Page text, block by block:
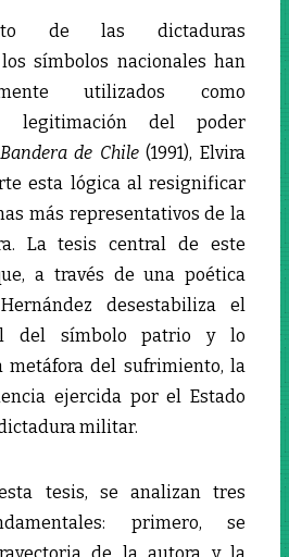
de las dictaduras
símbolos nacionales han
utilizados como
legitimación del poder
de Chile(1991), Elvira
esta lógica al resignificar
más representativos de la
La tesis central de este
a través de una poética
desestabiliza el
del símbolo patrio y lo
metáfora del sufrimiento, la
ejercida por el Estado
militar.
tesis, se analizan tres
primero, se
de la autora y la